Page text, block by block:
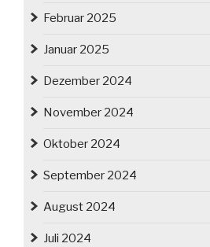
Februar 2025
Januar 2025
Dezember 2024
November 2024
Oktober 2024
September 2024
August 2024
Juli 2024